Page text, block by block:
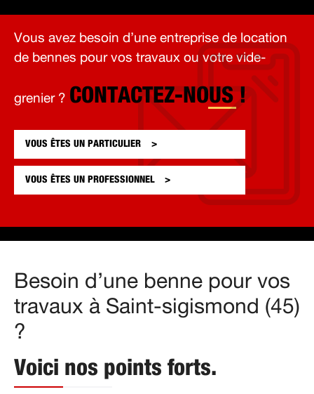
Vous avez besoin d’une entreprise de location
de bennes pour vos travaux ou votre vide-
grenier ? CONTACTEZ-NOUS !
VOUS ÊTES UN PARTICULIER
VOUS ÊTES UN PROFESSIONNEL
Besoin d’une benne pour vos
travaux à Saint-sigismond (45)
?
Voici nos points forts.